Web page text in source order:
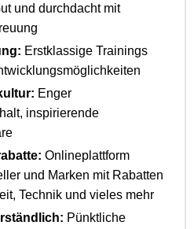
und durchdacht mit
Erstklassige Trainings
Enger
inspirierende
Onlineplattform
und Marken mit Rabatten
Technik und vieles mehr
Pünktliche